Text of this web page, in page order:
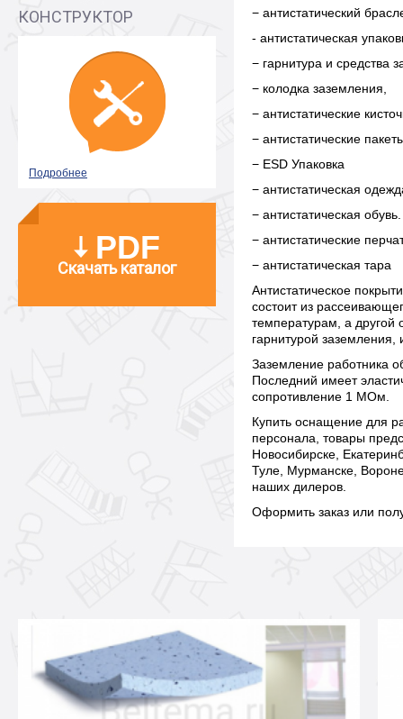
КОНСТРУКТОР
Подробнее
PDF
Скачать каталог
− антистатический
- антистатическая
− гарнитура и средства
− колодка заземления,
− антистатические
− антистатические
− ESD Упаковка
− антистатическая
− антистатическая обувь.
− антистатические
− антистатическая тара
Антистатическое
состоит из
температурам, а другой
гарнитурой
Заземление работника
Последний имеет
сопротивление 1 МОм.
Купить оснащение для
персонала, товары
Новосибирске,
Туле, Мурманске,
наших дилеров.
Оформить заказ или